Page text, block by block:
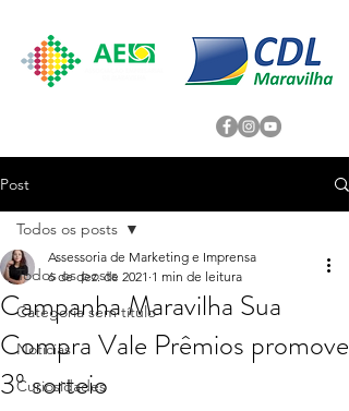
Post
Todos os posts
Categoria sem título
Noticias
Curiosidades
Todos os posts
Campanha Maravilha Sua
Compra Vale Prêmios promove
3º sorteio
Assessoria de Marketing e Imprensa
6 de dez. de 2021 1 min de leitura